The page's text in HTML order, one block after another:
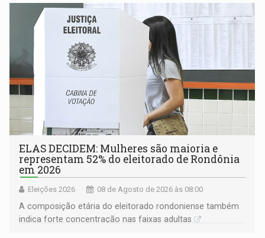
ELAS DECIDEM: Mulheres são maioria e
representam 52% do eleitorado de Rondônia
em 2026
Eleições 2026 08 de Agosto de 2026 às 08:00
A composição etária do eleitorado rondoniense também
indica forte concentração nas faixas adultas